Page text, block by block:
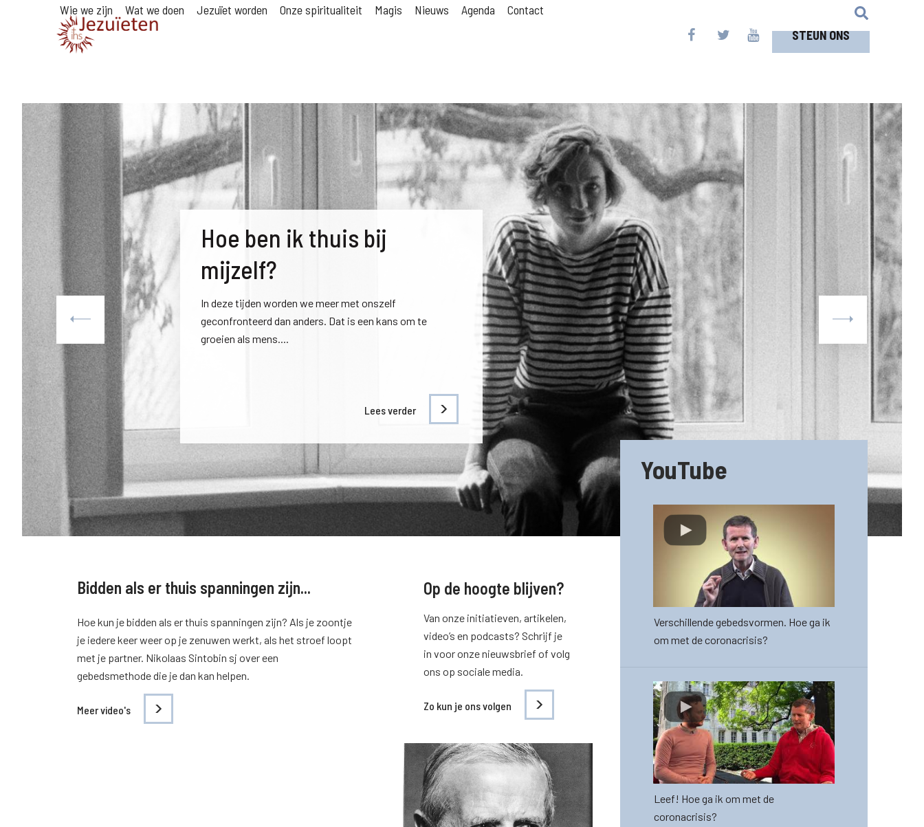
STEUN ONS
Wie we zijn Wat we doen Jezuïet worden Onze spiritualiteit Magis Nieuws Agenda Contact
Hoe ben ik thuis bij
mijzelf?
In deze tijden worden we meer met onszelf
geconfronteerd dan anders. Dat is een kans om te
groeien als mens....
Lees verder
Bidden als er thuis spanningen zijn...
Hoe kun je bidden als er thuis spanningen zijn? Als je zoontje
je iedere keer weer op je zenuwen werkt, als het stroef loopt
met je partner. Nikolaas Sintobin sj over een
gebedsmethode die je dan kan helpen.
Meer video's
Op de hoogte blijven?
Van onze initiatieven, artikelen,
video’s en podcasts? Schrijf je
in voor onze nieuwsbrief of volg
ons op sociale media.
Zo kun je ons volgen
YouTube
Verschillende gebedsvormen. Hoe ga ik
om met de coronacrisis?
Leef! Hoe ga ik om met de
coronacrisis?